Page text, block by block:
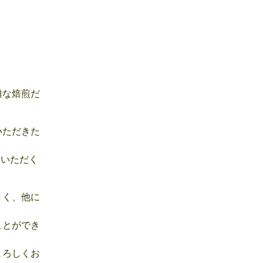
な焙煎だ
だきた
ただく
、他に
ができ
しくお